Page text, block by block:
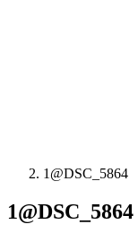
1@DSC_5864
1@DSC_5864